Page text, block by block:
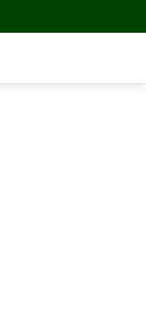
2031, Siap